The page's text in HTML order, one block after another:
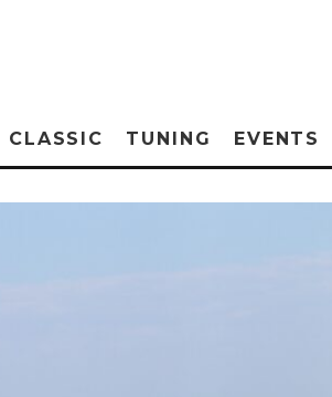
CLASSIC TUNING EVENTS